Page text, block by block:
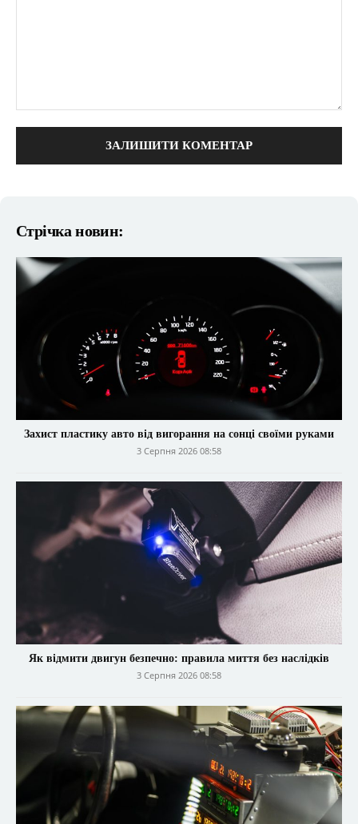
Стрічка новин:
Захист пластику авто від вигорання на сонці своїми руками
3 Серпня 2026 08:58
Як відмити двигун безпечно: правила миття без наслідків
3 Серпня 2026 08:58